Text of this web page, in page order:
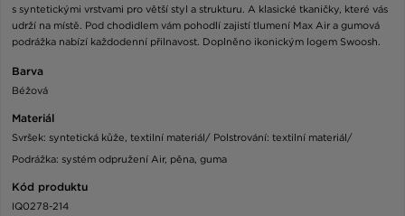
s syntetickými vrstvami pro větší styl a strukturu. A klasické tkaničky, které vás
udrží na místě. Pod chodidlem vám pohodlí zajistí tlumení Max Air a gumová
podrážka nabízí každodenní přilnavost. Doplněno ikonickým logem Swoosh.
Barva
Béžová
Materiál
Svršek: syntetická kůže, textilní materiál/ Polstrování: textilní materiál/
Podrážka: systém odpružení Air, pěna, guma
Kód produktu
IQ0278-214